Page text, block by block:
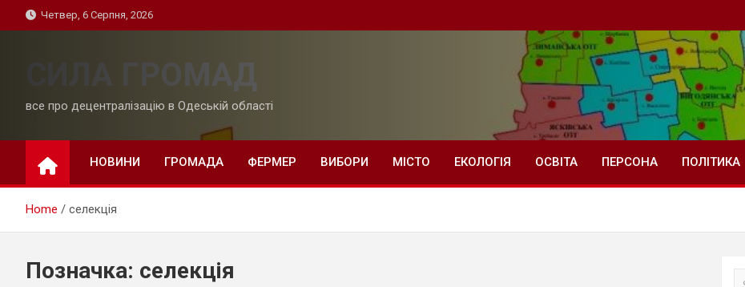
to
Четвер, 6 Серпня, 2026
СИЛА ГРОМАД
все про децентралізацію в Одеській області
НОВИНИ ГРОМАДА ФЕРМЕР ВИБОРИ МІСТО ЕКОЛОГІЯ ОСВІТА ПЕРСОНА ПОЛІТИКА
Home селекція
Позначка: селекція